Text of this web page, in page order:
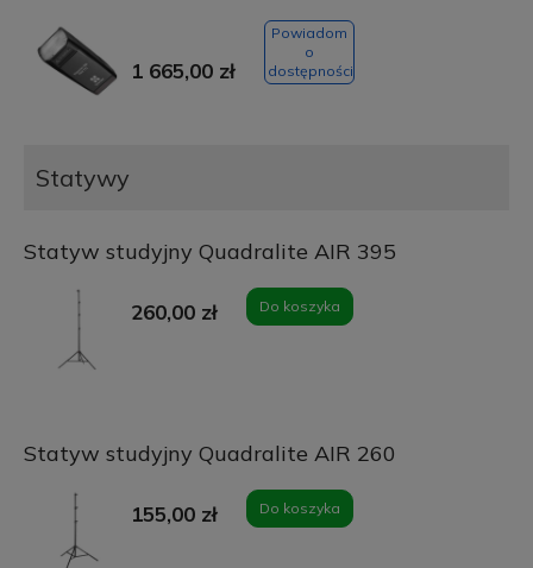
1 665,00 zł
Powiadom
o
dostępności
Statywy
Statyw studyjny Quadralite AIR 395
260,00 zł Do koszyka
Statyw studyjny Quadralite AIR 260
155,00 zł Do koszyka